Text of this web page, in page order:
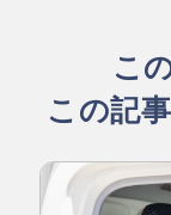
こ
この記